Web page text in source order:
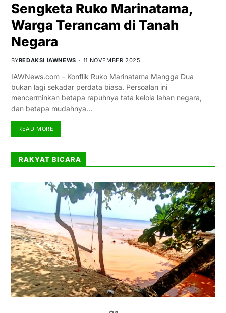
Sengketa Ruko Marinatama,
Warga Terancam di Tanah
Negara
BYREDAKSI IAWNEWS 11 NOVEMBER 2025
IAWNews.com – Konflik Ruko Marinatama Mangga Dua
bukan lagi sekadar perdata biasa. Persoalan ini
mencerminkan betapa rapuhnya tata kelola lahan negara,
dan betapa mudahnya…
READ MORE
RAKYAT BICARA